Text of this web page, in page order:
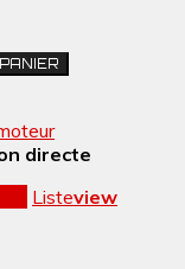
directe
Listeview